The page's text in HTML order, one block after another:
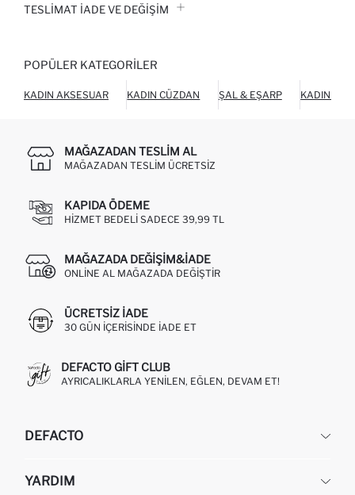
TESLIMAT İADE VE DEĞIŞIM
POPÜLER KATEGORILER
KADIN AKSESUAR KADIN CÜZDAN ŞAL & EŞARP KADIN
MAĞAZADAN TESLIM AL
MAĞAZADAN TESLIM ÜCRETSIZ
KAPIDA ÖDEME
HIZMET BEDELI SADECE 39,99 TL
MAĞAZADA DEĞIŞIM&İADE
ONLINE AL MAĞAZADA DEĞIŞTIR
ÜCRETSIZ IADE
30 GÜN IÇERISINDE IADE ET
DEFACTO GIFT CLUB
AYRICALIKLARLA YENILEN, EĞLEN, DEVAM ET!
DEFACTO
HAKKIMIZDA
YARDIM